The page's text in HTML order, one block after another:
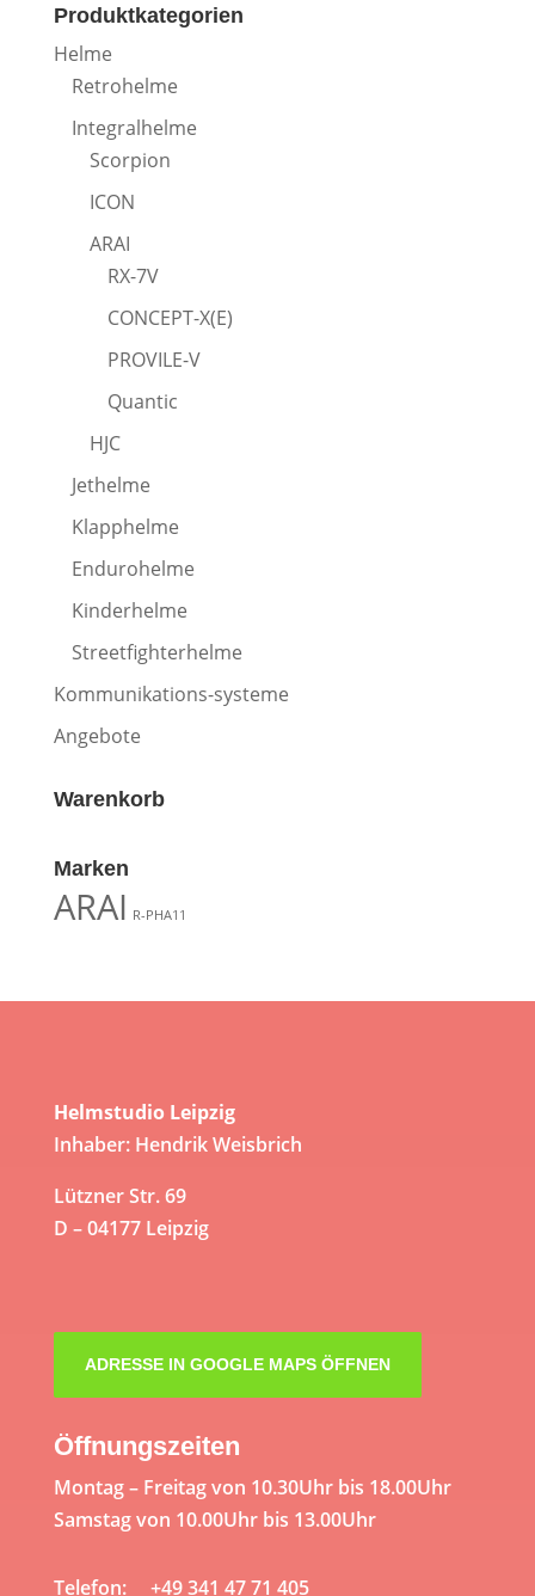
Produktkategorien
Helme
Retrohelme
Integralhelme
Scorpion
ICON
ARAI
RX-7V
CONCEPT-X(E)
PROVILE-V
Quantic
HJC
Jethelme
Klapphelme
Endurohelme
Kinderhelme
Streetfighterhelme
Kommunikations-systeme
Angebote
Warenkorb
Marken
ARAI R-PHA11
Helmstudio Leipzig
Inhaber: Hendrik Weisbrich
Lützner Str. 69
D – 04177 Leipzig
ADRESSE IN GOOGLE MAPS ÖFFNEN
Öffnungszeiten
Montag – Freitag von 10.30Uhr bis 18.00Uhr
Samstag von 10.00Uhr bis 13.00Uhr
Telefon: +49 341 47 71 405